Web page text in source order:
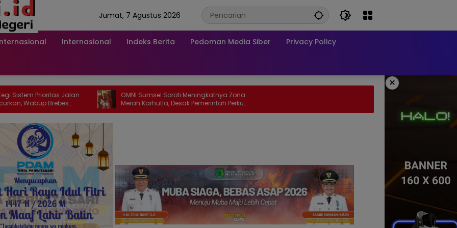
Jumat, 7 Agustus 2026
Internasional Indeks Berita Pedoman Media Siber Privacy Policy
×
Jalan
Brebes
GMNI Sumsel Soroti Meningkatnya Zona
Merah Karhutla, Desak Pemerintah Perkuat
Mitigasi dan Penegakan Hukum